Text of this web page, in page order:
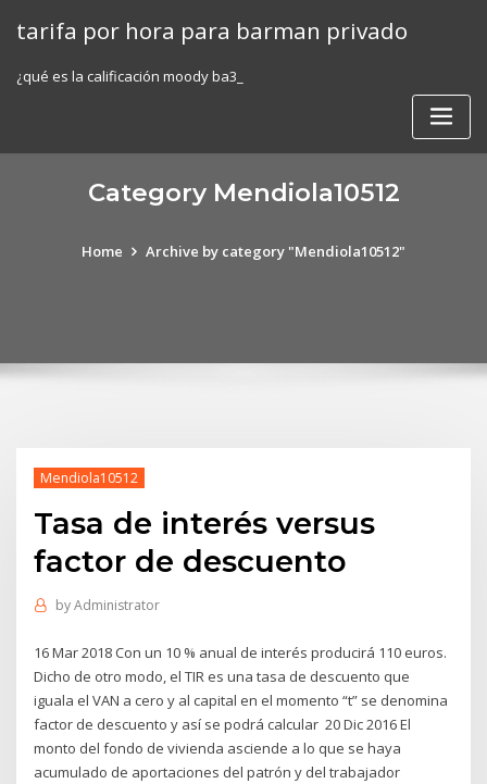
tarifa por hora para barman privado
¿qué es la calificación moody ba3_
Category Mendiola10512
Home Archive by category "Mendiola10512"
Mendiola10512
Tasa de interés versus
factor de descuento
byAdministrator
16 Mar 2018 Con un 10 % anual de interés producirá 110 euros.
Dicho de otro modo, el TIR es una tasa de descuento que
iguala el VAN a cero​ y al capital en el momento “t” se denomina
factor de descuento y así se podrá calcular 20 Dic 2016 El
monto del fondo de vivienda asciende a lo que se haya
acumulado de aportaciones del patrón y del trabajador